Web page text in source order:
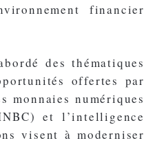
financier
des thématiques
offertes par
numériques
et l’intelligence
visent à moderniser